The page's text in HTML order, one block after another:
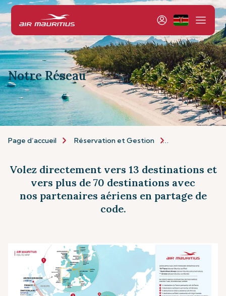
Notre Réseau
Page d’accueil Réservation et Gestion
Volez directement vers 13 destinations et
vers plus de 70 destinations avec
nos partenaires aériens en partage de
code.